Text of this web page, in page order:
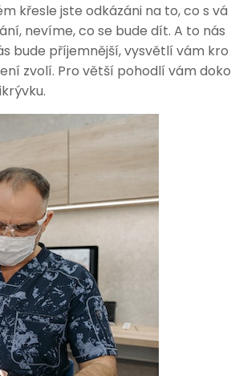
křesle jste odkázáni na to, co s vá
nevíme, co se bude dít. A to nás
bude příjemnější, vysvětlí vám kro
zvolí. Pro větší pohodlí vám doko